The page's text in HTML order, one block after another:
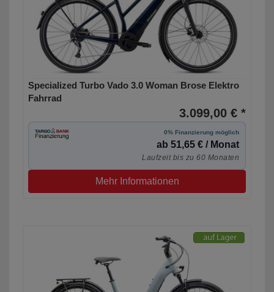
Specialized Turbo Vado 3.0 Woman Brose Elektro
Fahrrad
3.099,00 € *
0% Finanzierung möglich
ab 51,65 € / Monat
Laufzeit bis zu 60 Monaten
Mehr Informationen